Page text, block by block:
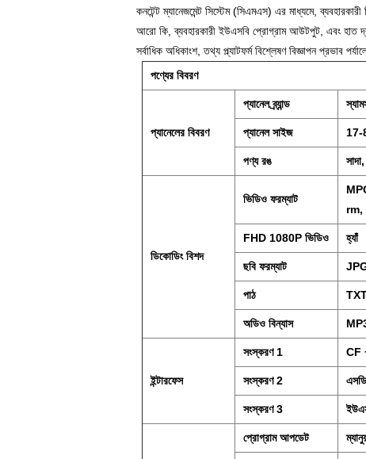
কনটেন্ট ম্যানেজমেন্ট সিস্টেম (সিএমএস) এর মাধ্যমে,
আরো কি, ব্যবহারকারী ইউএসবি প্রোগ্রাম আউটপুট, এবং হাত
সর্বাধিক অধিকাংশ, তথ্য প্ল্যাটফর্ম বিশ্লেষণ বিজ্ঞাপন প্রভাব
পণ্যের বিবরণ
প্যানেলের বিবরণ
প্যানেল ব্র্যান্ড
প্যানেল সাইজ 17-
পণ্য রঙ
ডিকোডিং বিশদ
ভিডিও ফরম্যাট
rm,
FHD 1080P ভিডিও হ্যাঁ
ছবি ফরম্যাট
পাঠ
অডিও বিন্যাস
ইন্টারফেস
সংস্করণ 1 CF
সংস্করণ 2
সংস্করণ 3
প্রোগ্রাম আপডেট